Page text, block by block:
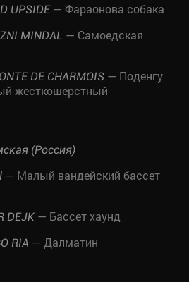
UPSIDE — Фараонова собака
MINDAL — Самоедская
DE CHARMOIS — Поденгу
жесткошерстный
(Россия)
— Малый вандейский бассет
DEJK — Бассет хаунд
RIA — Далматин